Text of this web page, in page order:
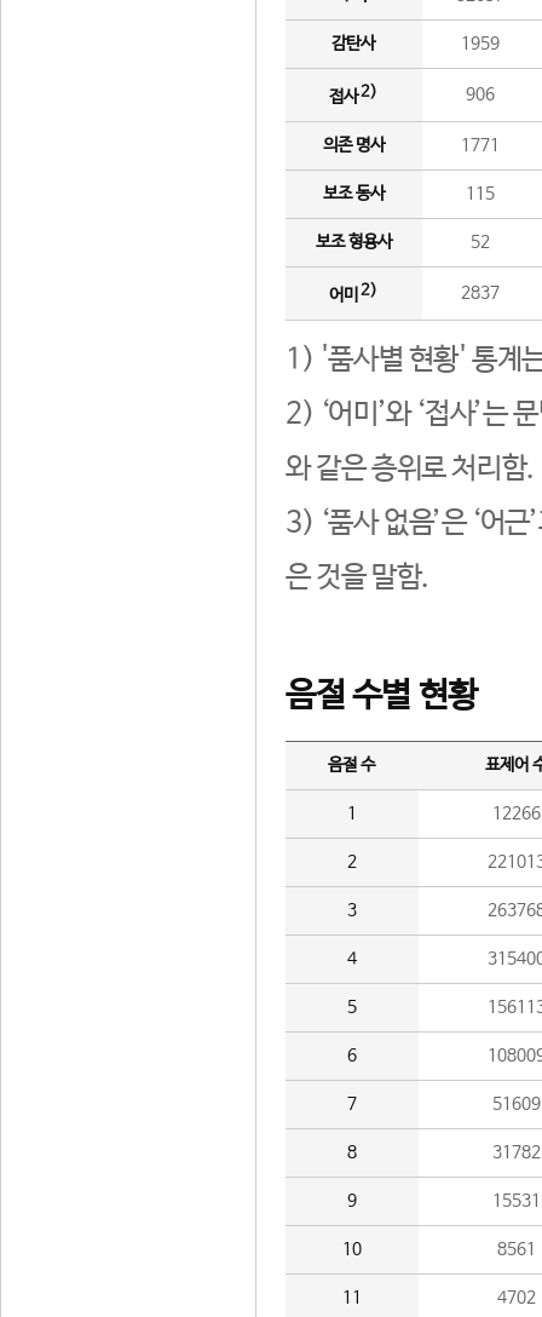
감탄사 1959
접사2) 906
의존 명사 1771
보조 동사 115
보조 형용사 52
어미 2) 2837
1) '품사별 현황' 통계
2) ‘어미’와 ‘접사’는
와 같은 층위로 처리함.
3) ‘품사 없음’은 ‘어
은 것을 말함.
음절 수별 현황
음절 수 표제어
1 12266
2
3
4
5
6
7 51609
8 31782
9 15531
10 8561
11 4702